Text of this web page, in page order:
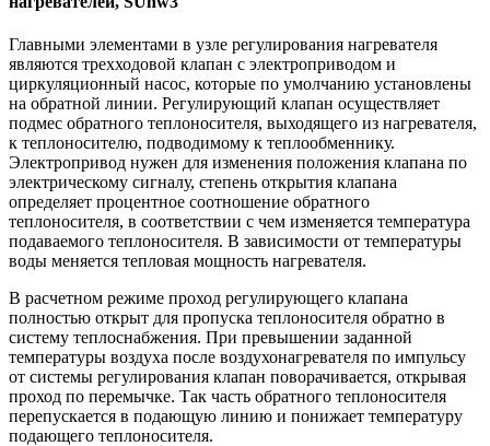
Главными элементами в узле регулирования нагревателя
являются трехходовой клапан с электроприводом и
циркуляционный насос, которые по умолчанию установлены
на обратной линии. Регулирующий клапан осуществляет
подмес обратного теплоносителя, выходящего из нагревателя,
к теплоносителю, подводимому к теплообменнику.
Электропривод нужен для изменения положения клапана по
электрическому сигналу, степень открытия клапана
определяет процентное соотношение обратного
теплоносителя, в соответствии с чем изменяется температура
подаваемого теплоносителя. В зависимости от температуры
воды меняется тепловая мощность нагревателя.
В расчетном режиме проход регулирующего клапана
полностью открыт для пропуска теплоносителя обратно в
систему теплоснабжения. При превышении заданной
температуры воздуха после воздухонагревателя по импульсу
от системы регулирования клапан поворачивается, открывая
проход по перемычке. Так часть обратного теплоносителя
перепускается в подающую линию и понижает температуру
подающего теплоносителя.